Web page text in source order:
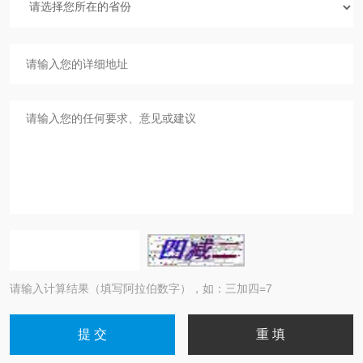
请输入计算结果（填写阿拉伯数字），如：三加四=7